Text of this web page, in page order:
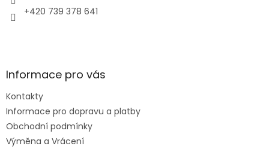
+420 739 378 641
Informace pro vás
Kontakty
Informace pro dopravu a platby
Obchodní podmínky
Výměna a Vrácení